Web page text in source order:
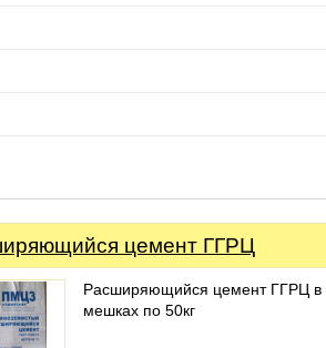
цемент ГГРЦ
Расширяющийся цемент ГГРЦ в
мешках по 50кг